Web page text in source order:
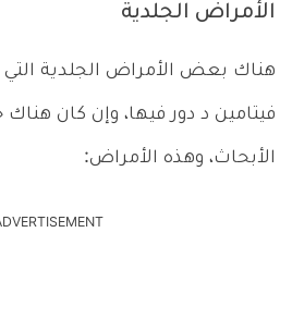
الأمراض الجلدية
هناك بعض الأمراض الجلدية
فيتامين د دور فيها، وإن كان
الأبحاث، وهذه الأمراض: